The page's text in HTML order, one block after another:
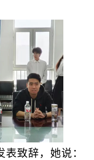
致辞，她说：